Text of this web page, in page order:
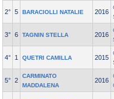
2° 5 BARACIOLLI NATALIE 2016
3° 6 TAGNIN STELLA 2016
4° 1 QUETRI CAMILLA 2015
5° 2
CARMINATO
MADDALENA
2016